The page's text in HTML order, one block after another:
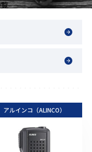
アルインコ（ALINCO）